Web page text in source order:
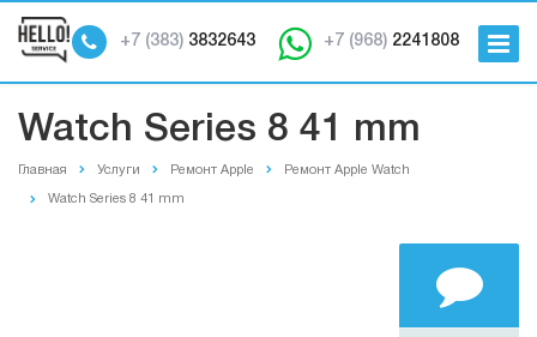
+7 (968) 2241808
+7 (383) 3832643
Watch Series 8 41 mm
Главная Услуги Ремонт Apple Ремонт Apple Watch
Watch Series 8 41 mm